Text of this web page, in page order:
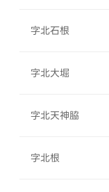
字北石根
字北大堀
字北天神脇
字北根